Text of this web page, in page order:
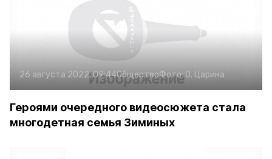
26 августа 2022, 09:44ОбществоФото:О. Царина
Героями очередного видеосюжета стала
многодетная семья Зиминых